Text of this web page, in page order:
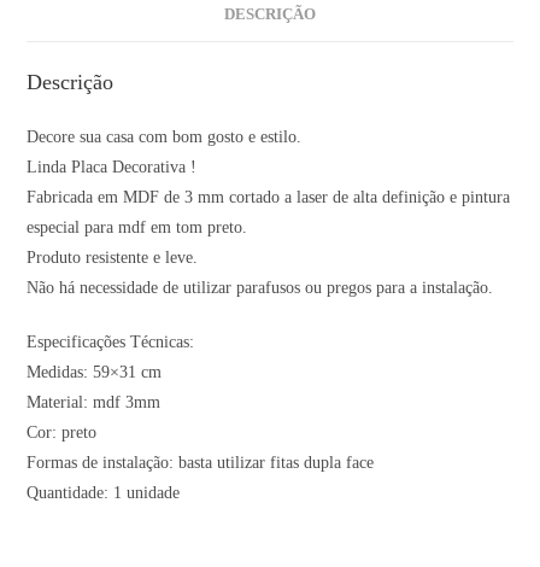
DESCRIÇÃO
Descrição
Decore sua casa com bom gosto e estilo.
Linda Placa Decorativa !
Fabricada em MDF de 3 mm cortado a laser de alta definição e pintura
especial para mdf em tom preto.
Produto resistente e leve.
Não há necessidade de utilizar parafusos ou pregos para a instalação.
Especificações Técnicas:
Medidas: 59×31 cm
Material: mdf 3mm
Cor: preto
Formas de instalação: basta utilizar fitas dupla face
Quantidade: 1 unidade